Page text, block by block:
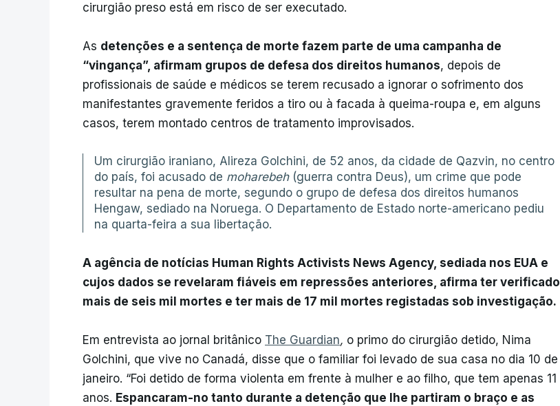
cirurgião preso está em risco de ser executado.
As detenções e a sentença de morte fazem parte de uma campanha de
“vingança”, afirmam grupos de defesa dos direitos humanos, depois de
profissionais de saúde e médicos se terem recusado a ignorar o sofrimento dos
manifestantes gravemente feridos a tiro ou à facada à queima-roupa e, em alguns
casos, terem montado centros de tratamento improvisados.
Um cirurgião iraniano, Alireza Golchini, de 52 anos, da cidade de Qazvin, no centro
do país, foi acusado de moharebeh(guerra contra Deus), um crime que pode
resultar na pena de morte, segundo o grupo de defesa dos direitos humanos
Hengaw, sediado na Noruega. O Departamento de Estado norte-americano pediu
na quarta-feira a sua libertação.
A agência de notícias Human Rights Activists News Agency, sediada nos EUA e
cujos dados se revelaram fiáveis em repressões anteriores, afirma ter verificado
mais de seis mil mortes e ter mais de 17 mil mortes registadas sob investigação.
Em entrevista ao jornal britânico The Guardian, o primo do cirurgião detido, Nima
Golchini, que vive no Canadá, disse que o familiar foi levado de sua casa no dia 10 de
janeiro. “Foi detido de forma violenta em frente à mulher e ao filho, que tem apenas 11
anos. Espancaram-no tanto durante a detenção que lhe partiram o braço e as